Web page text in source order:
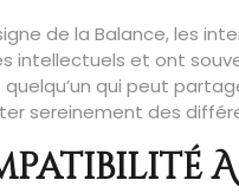
de la Balance, les
intellectuels et ont
qui peut
sereinement des